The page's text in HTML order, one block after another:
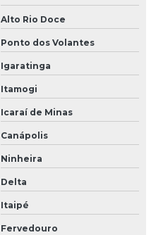
Alto Rio Doce
Ponto dos Volantes
Igaratinga
Itamogi
Icaraí de Minas
Canápolis
Ninheira
Delta
Itaipé
Fervedouro